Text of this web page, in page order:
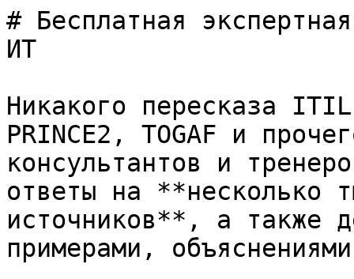
# Бесплатная
ИТ
Никакого пересказа
PRINCE2, TOGAF и
консультантов и
ответы на **несколько
источников**, а также
примерами,